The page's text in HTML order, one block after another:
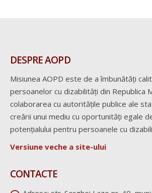
DESPRE AOPD
Misiunea AOPD este de a îmbunătăți
persoanelor cu dizabilități din Republica
colaborarea cu autoritățile publice ale
creării unui mediu cu oportunități egale
potențialului pentru persoanele cu
Versiune veche a site-ului
CONTACTE
Adresa: str. Serghei Lazo nr. 40,